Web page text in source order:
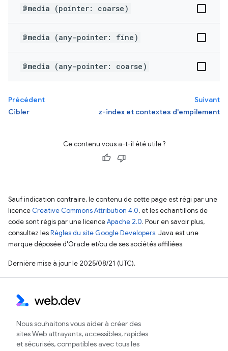
@media (pointer: coarse)
@media (any-pointer: fine)
@media (any-pointer: coarse)
Précédent
Cibler
Suivant
z-index et contextes d'empilement
Ce contenu vous a-t-il été utile ?
Sauf indication contraire, le contenu de cette page est régi par une
licence Creative Commons Attribution 4.0, et les échantillons de
code sont régis par une licenceApache 2.0. Pour en savoir plus,
consultez lesRègles du site Google Developers. Java est une
marque déposée d'Oracle et/ou de ses sociétés affiliées.
Dernière mise à jour le 2025/08/21 (UTC).
Nous souhaitons vous aider à créer des
sites Web attrayants, accessibles, rapides
et sécurisés, compatibles avec tous les